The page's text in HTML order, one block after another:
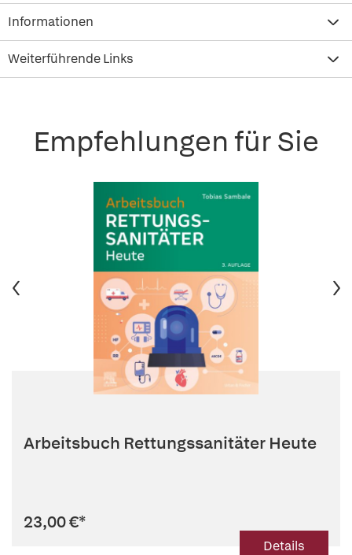
Informationen
Weiterführende Links
Empfehlungen für Sie
Arbeitsbuch Rettungssanitäter Heute
23,00 €*
Details